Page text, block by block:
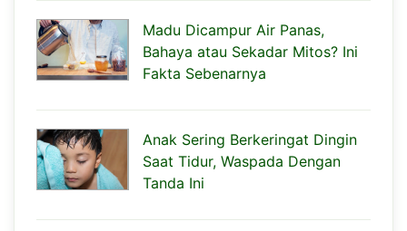
Madu Dicampur Air Panas,
Bahaya atau Sekadar Mitos? Ini
Fakta Sebenarnya
Anak Sering Berkeringat Dingin
Saat Tidur, Waspada Dengan
Tanda Ini